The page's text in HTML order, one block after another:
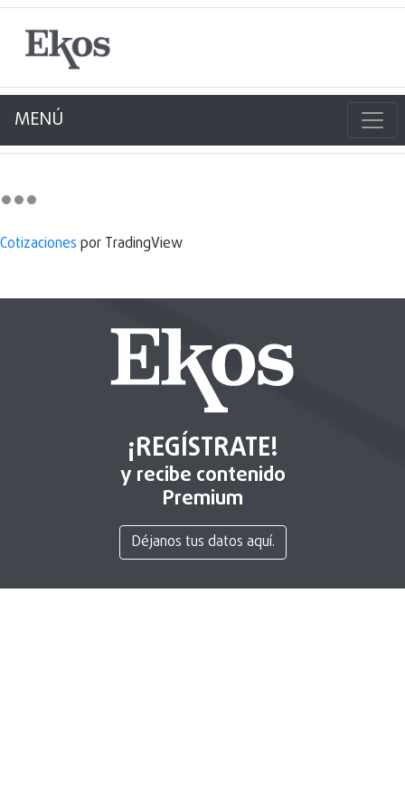
MENÚ
Cotizaciones por TradingView
¡REGÍSTRATE!
y recibe contenido
Premium
Déjanos tus datos aquí.